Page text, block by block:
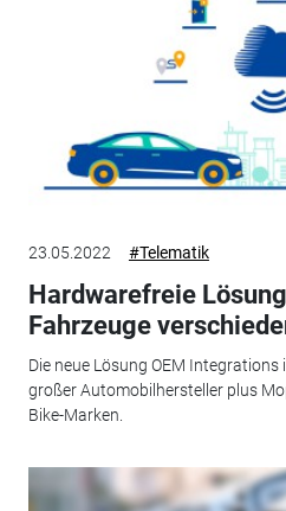
23.05.2022 #Telematik
Hardwarefreie
Fahrzeuge
Die neue Lösung OEM
großer Automobilhersteller plus
Bike-Marken.